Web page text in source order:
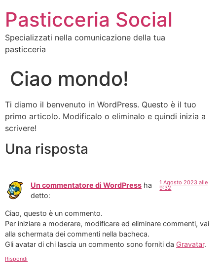
Pasticceria Social
Specializzati nella comunicazione della tua
pasticceria
Ciao mondo!
Ti diamo il benvenuto in WordPress. Questo è il tuo
primo articolo. Modificalo o eliminalo e quindi inizia a
scrivere!
Una risposta
Un commentatore di WordPress ha
detto:
1 Agosto 2023 alle
9:32
Ciao, questo è un commento.
Per iniziare a moderare, modificare ed eliminare commenti, vai
alla schermata dei commenti nella bacheca.
Gli avatar di chi lascia un commento sono forniti da Gravatar.
Rispondi